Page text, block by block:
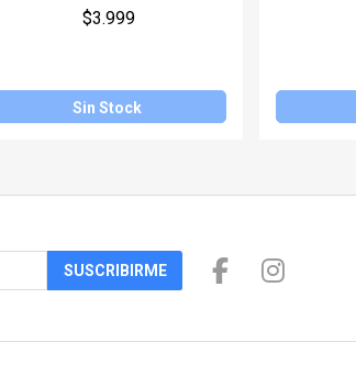
$3.999
Sin Stock
SUSCRIBIRME